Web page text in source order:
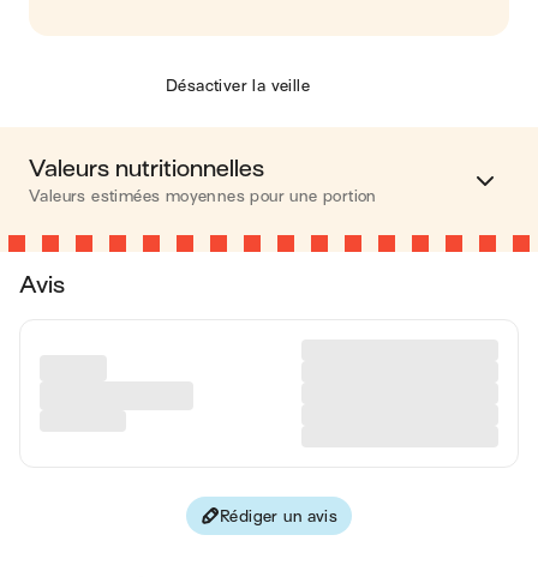
Désactiver la veille
Valeurs nutritionnelles
Valeurs estimées moyennes pour une portion
Calories 292 kcal
Les valeurs sont basées sur une estimation moyenne pour
Avis
Rédiger un avis